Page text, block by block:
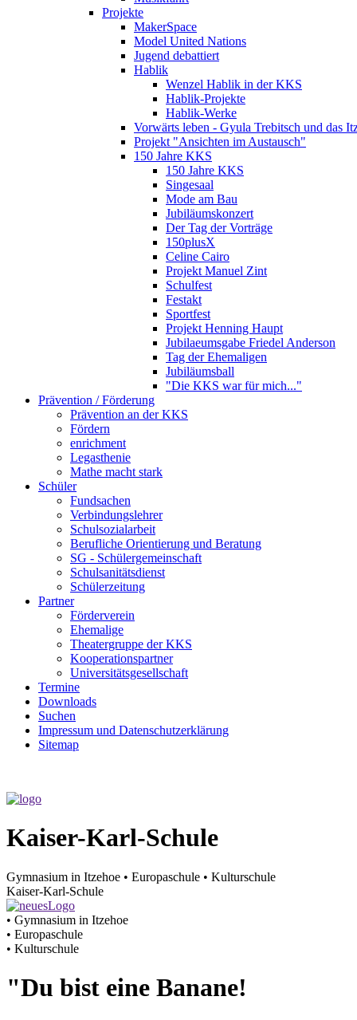
Projekte
MakerSpace
Model United Nations
Jugend debattiert
Hablik
Wenzel Hablik in der KKS
Hablik-Projekte
Hablik-Werke
Vorwärts leben - Gyula Trebitsch und das
Projekt "Ansichten im Austausch"
150 Jahre KKS
150 Jahre KKS
Singesaal
Mode am Bau
Jubiläumskonzert
Der Tag der Vorträge
150plusX
Celine Cairo
Projekt Manuel Zint
Schulfest
Festakt
Sportfest
Projekt Henning Haupt
Jubilaeumsgabe Friedel Anderson
Tag der Ehemaligen
Jubiläumsball
"Die KKS war für mich..."
Prävention / Förderung
Prävention an der KKS
Fördern
enrichment
Legasthenie
Mathe macht stark
Schüler
Fundsachen
Verbindungslehrer
Schulsozialarbeit
Berufliche Orientierung und Beratung
SG - Schülergemeinschaft
Schulsanitätsdienst
Schülerzeitung
Partner
Förderverein
Ehemalige
Theater­gruppe der KKS
Kooperationspartner
Universitätsgesellschaft
Termine
Downloads
Suchen
Impressum und Datenschutzerklärung
Sitemap
Kaiser-Karl-Schule
Gymnasium in Itzehoe • Europaschule • Kulturschule
Kaiser-Karl-Schule
• Gymnasium in Itzehoe
• Europaschule
• Kulturschule
"Du bist eine Banane!